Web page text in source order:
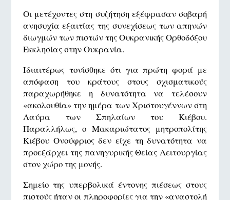
Οι μετέχοντες στη συζήτηση εξέφρασαν σοβαρή
ανησυχία εξαιτίας της συνεχίσεως των απηνών
διωγμών των πιστών της Ουκρανικής Ορθοδόξου
Εκκλησίας στην Ουκρανία.
Ιδιαιτέρως τονίσθηκε ότι για πρώτη φορά με
απόφαση του κράτους στους σχισματικούς
παραχωρήθηκε η δυνατότητα να τελέσουν
«ακολουθία» την ημέρα των Χριστουγέννων στη
Λαύρα των Σπηλαίων του Κιέβου.
Παραλλήλως, ο Μακαριώτατος μητροπολίτης
Κιέβου Ονούφριος δεν είχε τη δυνατότητα να
προεξάρχει της πανηγυρικής Θείας Λειτουργίας
στον χώρο της μονής.
Σημείο της υπερβολικά έντονης πιέσεως στους
πιστούς ήταν οι πληροφορίες για την «αναστολή